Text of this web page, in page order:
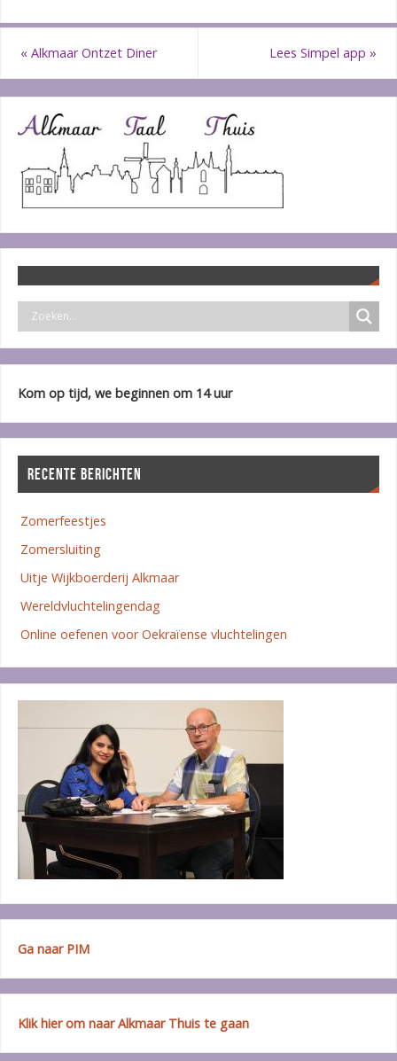
« Alkmaar Ontzet Diner Lees Simpel app »
Kom op tijd, we beginnen om 14 uur
RECENTE BERICHTEN
Zomerfeestjes
Zomersluiting
Uitje Wijkboerderij Alkmaar
Wereldvluchtelingendag
Online oefenen voor Oekraïense vluchtelingen
Ga naar PIM
Klik hier om naar Alkmaar Thuis te gaan